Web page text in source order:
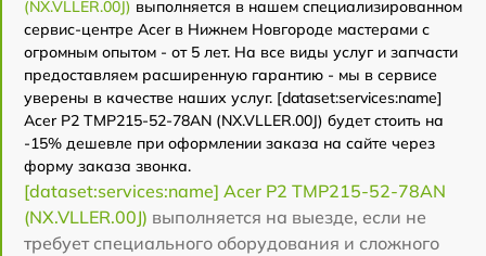
(NX.VLLER.00J) выполняется в нашем специализированном
сервис-центре Acer в Нижнем Новгороде мастерами с
огромным опытом - от 5 лет. На все виды услуг и запчасти
предоставляем расширенную гарантию - мы в сервисе
уверены в качестве наших услуг. [dataset:services:name]
Acer P2 TMP215-52-78AN (NX.VLLER.00J) будет стоить на
-15% дешевле при оформлении заказа на сайте через
форму заказа звонка.
[dataset:services:name] Acer P2 TMP215-52-78AN
(NX.VLLER.00J) выполняется на выезде, если не
требует специального оборудования и сложного